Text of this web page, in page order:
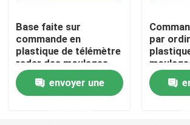
Pièces de fraisage de commande
Clôtures électroniques faites sur
Base faite sur
commande en
plastique de télémètre
radar des moulages
par injection de haute
précision LKM HASCO
envoyer une
par
d'ODM